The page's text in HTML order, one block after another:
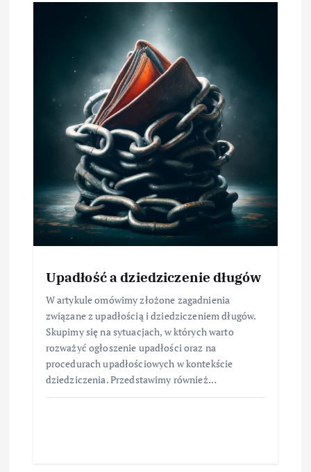
Upadłość a dziedziczenie długów
W artykule omówimy złożone zagadnienia
związane z upadłością i dziedziczeniem długów.
Skupimy się na sytuacjach, w których warto
rozważyć ogłoszenie upadłości oraz na
procedurach upadłościowych w kontekście
dziedziczenia. Przedstawimy również…